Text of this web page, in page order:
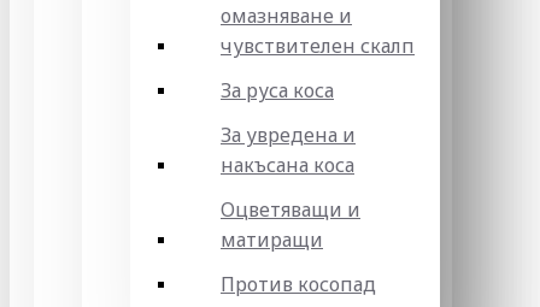
омазняване и
чувствителен скалп
За руса коса
За увредена и
накъсана коса
Оцветяващи и
матиращи
Против косопад